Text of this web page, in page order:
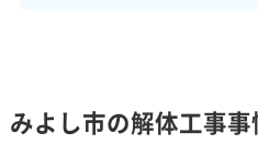
みよし市の解体工事